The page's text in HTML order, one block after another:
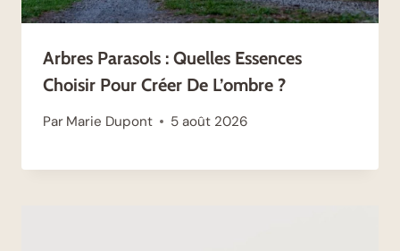
Arbres Parasols : Quelles Essences
Choisir Pour Créer De L’ombre ?
Par Marie Dupont 5 août 2026